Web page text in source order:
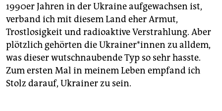
1990er Jahren in der Ukraine aufgewachsen ist,
verband ich mit diesem Land eher Armut,
Trostlosigkeit und radioaktive Verstrahlung. Aber
plötzlich gehörten die Ukrai­ne­r*in­nen zu alldem,
was dieser wutschnaubende Typ so sehr hasste.
Zum ersten Mal in meinem Leben empfand ich
Stolz darauf, Ukrai­ner zu sein.